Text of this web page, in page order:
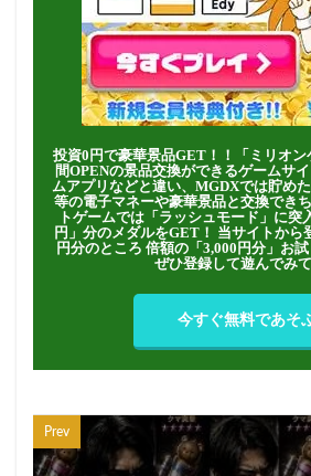
投資0円で豪華景品GET！！「ミリオ
間OPENの景品交換ができるゲームサ
ムアプリなどと違い、MGDXでは貯めた
等の電子マネーや豪華景品と交換でき
トゲームでは「ラッシュモード」に突
円」分のメダルをGET！ 当サイトから
円分のところ 倍額の「3,000円分」お
ぜひ登録して遊んでみて
今すぐ無料であそ
Prev